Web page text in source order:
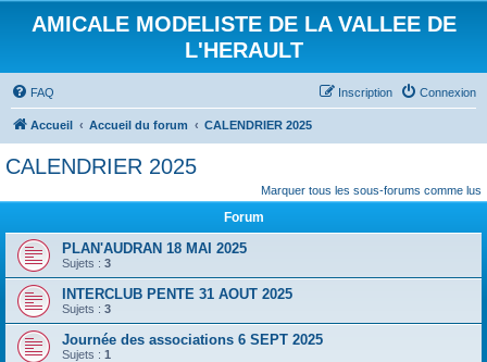
AMICALE MODELISTE DE LA VALLEE DE
L'HERAULT
FAQ Connexion
Inscription
Accueil Accueil du forum CALENDRIER 2025
CALENDRIER 2025
Marquer tous les sous-forums comme lus
Forum
PLAN'AUDRAN 18 MAI 2025
Sujets : 3
INTERCLUB PENTE 31 AOUT 2025
Sujets : 3
Journée des associations 6 SEPT 2025
Sujets : 1